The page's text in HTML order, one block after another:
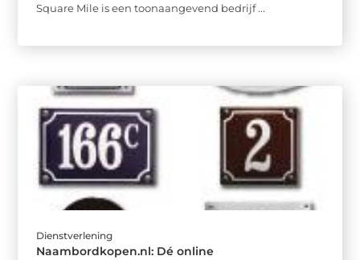
Square Mile is een toonaangevend bedrijf ...
Dienstverlening
Naambordkopen.nl: Dé online